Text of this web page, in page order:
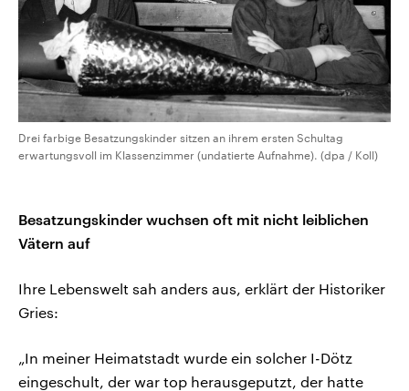
Drei farbige Besatzungskinder sitzen an ihrem ersten Schultag
erwartungsvoll im Klassenzimmer (undatierte Aufnahme). (dpa / Koll)
Besatzungskinder wuchsen oft mit nicht leiblichen
Vätern auf
Ihre Lebenswelt sah anders aus, erklärt der Historiker
Gries:
„In meiner Heimatstadt wurde ein solcher I-Dötz
eingeschult, der war top herausgeputzt, der hatte